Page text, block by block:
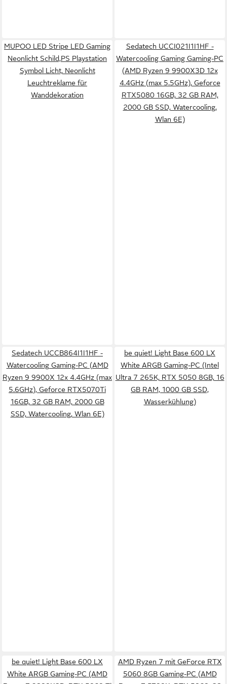
MUPOO LED Stripe LED Gaming
Neonlicht Schild,PS Playstation
Symbol Licht, Neonlicht
Leuchtreklame für
Wanddekoration
Sedatech UCCI021I1I1HF -
Watercooling Gaming Gaming-PC
(AMD Ryzen 9 9900X3D 12x
4.4GHz (max 5.5GHz), Geforce
RTX5080 16GB, 32 GB RAM,
2000 GB SSD, Watercooling,
Wlan 6E)
Sedatech UCCB864I1I1HF -
Watercooling Gaming-PC (AMD
Ryzen 9 9900X 12x 4.4GHz (max
5.6GHz), Geforce RTX5070Ti
16GB, 32 GB RAM, 2000 GB
SSD, Watercooling, Wlan 6E)
be quiet! Light Base 600 LX
White ARGB Gaming-PC (Intel
Ultra 7 265K, RTX 5050 8GB, 16
GB RAM, 1000 GB SSD,
Wasserkühlung)
be quiet! Light Base 600 LX
White ARGB Gaming-PC (AMD
AMD Ryzen 7 mit GeForce RTX
5060 8GB Gaming-PC (AMD